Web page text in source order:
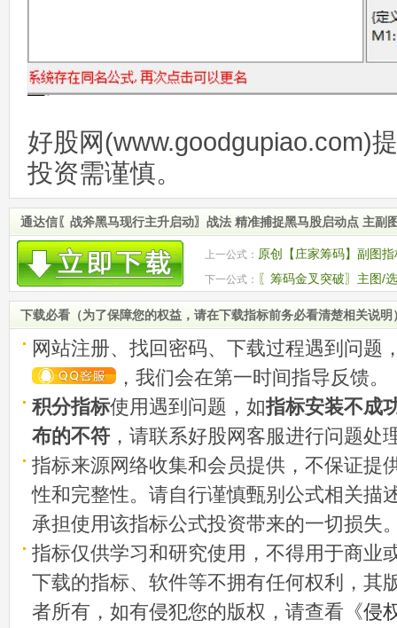
好股网(www.goodgupiao.com)
投资需谨慎。
通达信〖战斧黑马现行主升启动〗战法 精准捕捉黑马股启动点 主副
上一公式： 原创【庄家筹码】副图
源码
下一公式： 〖筹码金叉突破〗主图/
动信号 源码
下载必看（为了保障您的权益，请在下载指标前务必看清楚相关说明
网站注册、找回密码、下载过程遇到问题
，我们会在第一时间指导反馈。
积分指标使用遇到问题，如指标安装不成
布的不符 ，请联系好股网客服进行问题处
指标来源网络收集和会员提供，不保证提
性和完整性。请自行谨慎甄别公式相关描
承担使用该指标公式投资带来的一切损失
指标仅供学习和研究使用，不得用于商业
下载的指标、软件等不拥有任何权利，其
者所有，如有侵犯您的版权，请查看《侵